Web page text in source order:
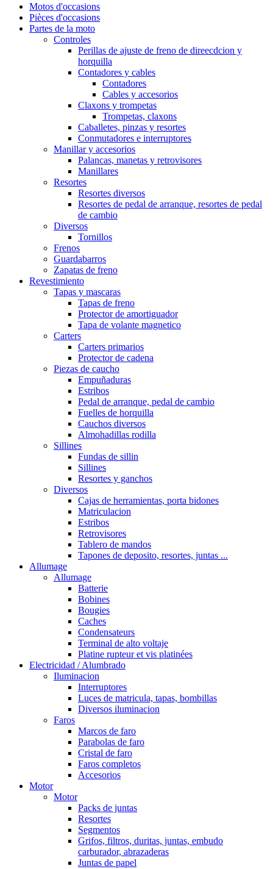
Motos d'occasions
Pièces d'occasions
Partes de la moto
Controles
Perillas de ajuste de freno de direecdcion y
horquilla
Contadores y cables
Contadores
Cables y accesorios
Claxons y trompetas
Trompetas, claxons
Caballetes, pinzas y resortes
Conmutadores e interruptores
Manillar y accesorios
Palancas, manetas y retrovisores
Manillares
Resortes
Resortes diversos
Resortes de pedal de arranque, resortes de pedal
de cambio
Diversos
Tornillos
Frenos
Guardabarros
Zapatas de freno
Revestimiento
Tapas y mascaras
Tapas de freno
Protector de amortiguador
Tapa de volante magnetico
Carters
Carters primarios
Protector de cadena
Piezas de caucho
Empuñaduras
Estribos
Pedal de arranque, pedal de cambio
Fuelles de horquilla
Cauchos diversos
Almohadillas rodilla
Sillines
Fundas de sillin
Sillines
Resortes y ganchos
Diversos
Cajas de herramientas, porta bidones
Matriculacion
Estribos
Retrovisores
Tablero de mandos
Tapones de deposito, resortes, juntas ...
Allumage
Allumage
Batterie
Bobines
Bougies
Caches
Condensateurs
Terminal de alto voltaje
Platine rupteur et vis platinées
Electricidad / Alumbrado
Iluminacion
Interruptores
Luces de matricula, tapas, bombillas
Diversos iluminacion
Faros
Marcos de faro
Parabolas de faro
Cristal de faro
Faros completos
Accesorios
Motor
Motor
Packs de juntas
Resortes
Segmentos
Grifos, filtros, duritas, juntas, embudo
carburador, abrazaderas
Juntas de papel